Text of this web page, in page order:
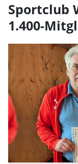
Sportclub
1.400-